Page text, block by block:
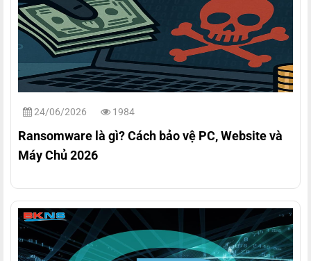
24/06/2026 1984
Ransomware là gì? Cách bảo vệ PC, Website và
Máy Chủ 2026